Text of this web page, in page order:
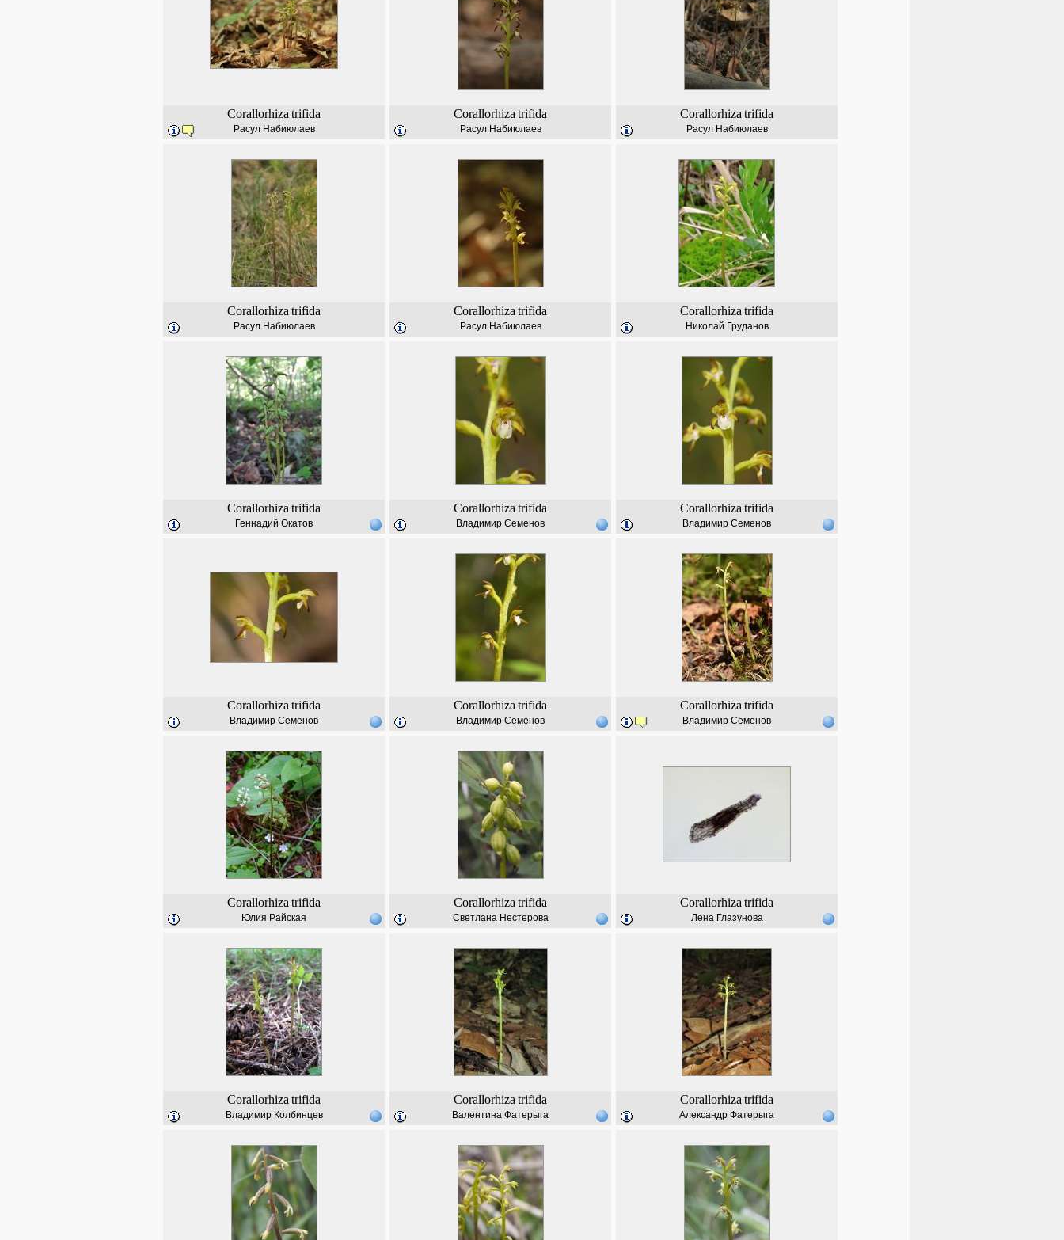
Corallorhiza trifida
Расул Набиюлаев
Corallorhiza trifida
Расул Набиюлаев
Corallorhiza trifida
Расул Набиюлаев
Corallorhiza trifida
Расул Набиюлаев
Corallorhiza trifida
Расул Набиюлаев
Corallorhiza trifida
Николай Груданов
Corallorhiza trifida
Геннадий Окатов
Corallorhiza trifida
Владимир Семенов
Corallorhiza trifida
Владимир Семенов
Corallorhiza trifida
Владимир Семенов
Corallorhiza trifida
Владимир Семенов
Corallorhiza trifida
Владимир Семенов
Corallorhiza trifida
Юлия Райская
Corallorhiza trifida
Светлана Нестерова
Corallorhiza trifida
Лена Глазунова
Corallorhiza trifida
Владимир Колбинцев
Corallorhiza trifida
Валентина Фатерыга
Corallorhiza trifida
Александр Фатерыга